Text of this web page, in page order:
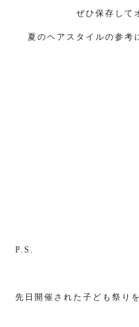
ぜひ保存して
夏のヘアスタイルの参考
P.S.
先日開催された子ども祭り